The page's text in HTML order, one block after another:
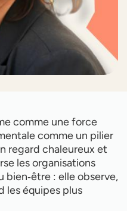
comme une force
comme un pilier
regard chaleureux et
les organisations
: elle observe,
les équipes plus